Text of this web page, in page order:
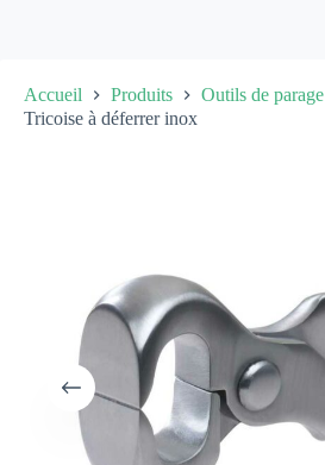
Accueil Produits
Outils de parage
Tricoise à déferrer inox